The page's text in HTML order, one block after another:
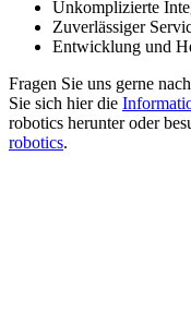
Unkomplizierte
Zuverlässiger
Entwicklung und
Fragen Sie uns gerne
Sie sich hier die
robotics herunter oder
robotics.